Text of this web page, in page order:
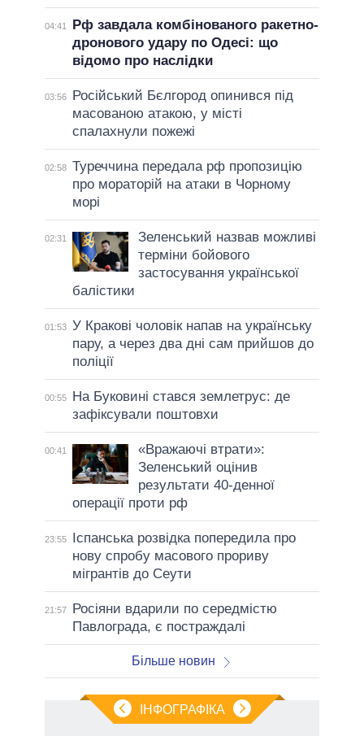
04:41
Рф завдала комбінованого ракетно-
дронового удару по Одесі: що
відомо про наслідки
03:56
Російський Бєлгород опинився під
масованою атакою, у місті
спалахнули пожежі
02:58 Туреччина передала рф пропозицію
про мораторій на атаки в Чорному
морі
02:31
Зеленський назвав можливі
терміни бойового
застосування української
балістики
01:53 У Кракові чоловік напав на українську
пару, а через два дні сам прийшов до
поліції
00:55
На Буковині стався землетрус: де
зафіксували поштовхи
00:41
«Вражаючі втрати»:
Зеленський оцінив
результати 40-денної
операції проти рф
23:55
Іспанська розвідка попередила про
нову спробу масового прориву
мігрантів до Сеути
21:57
Росіяни вдарили по середмістю
Павлограда, є постраждалі
Більше новин
ІНФОГРАФІКА